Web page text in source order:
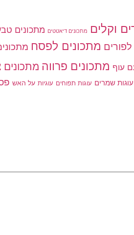
וקלים מתכונים דיאטטים מתכונים
מתכונים לפסח
עוף מתכונים פרווה מתכונים
עוגות שמרים עוגות תפוחים עוגיות על האש